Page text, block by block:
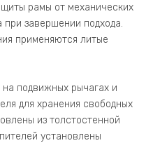
рамы от механических
завершении подхода.
применяются литые
подвижных рычагах и
для хранения свободных
из толстостенной
установлены